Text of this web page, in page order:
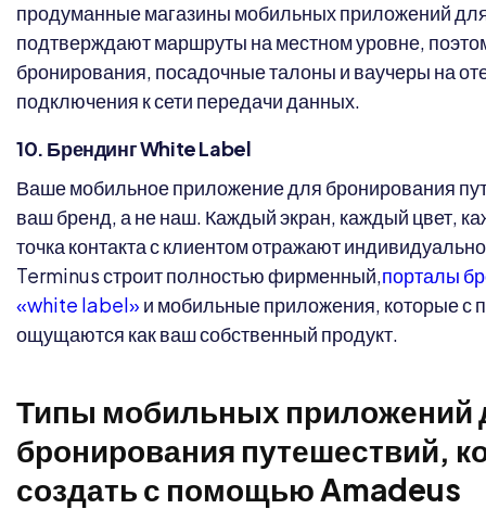
продуманные магазины мобильных приложений
подтверждают маршруты на местном уровне,
бронирования, посадочные талоны и ваучеры на
подключения к сети передачи данных.
10. Брендинг White Label
Ваше мобильное приложение для бронирования
ваш бренд, а не наш. Каждый экран, каждый цвет,
точка контакта с клиентом отражают
Terminus строит полностью фирменный,порталы
«white label» и мобильные приложения, которые с
ощущаются как ваш собственный продукт.
Типы мобильных приложений
бронирования путешествий,
создать с помощью Amadeus